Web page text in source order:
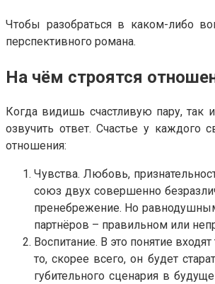
Чтобы разобраться в каком-либо
перспективного романа.
На чём строятся
Когда видишь счастливую пару, так
озвучить ответ. Счастье у
отношения:
Чувства. Любовь,
союз двух совершенно
пренебрежение. Но
партнёров – правильном или
Воспитание. В это понятие
то, скорее всего, он будет
губительного сценария в